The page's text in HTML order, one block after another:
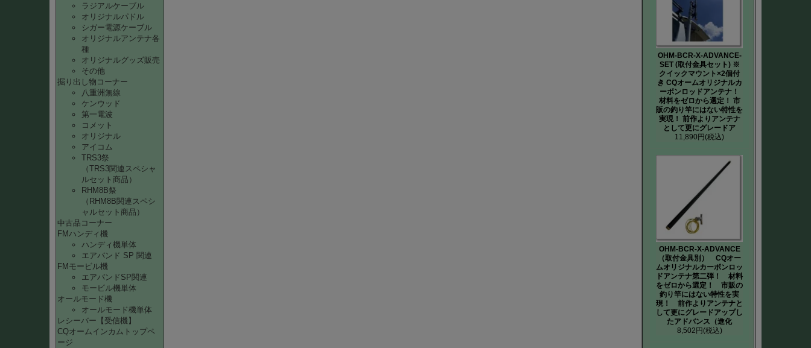
ラジアルケーブル
オリジナルパドル
シガー電源ケーブル
オリジナルアンテナ各
種
オリジナルグッズ販売
その他
掘り出し物コーナー
八重洲無線
ケンウッド
第一電波
コメット
オリジナル
アイコム
TRS3祭
（TRS3関連スペシャ
ルセット商品）
RHM8B祭
（RHM8B関連スペシ
ャルセット商品）
中古品コーナー
FMハンディ機
ハンディ機単体
エアバンド SP 関連
FMモービル機
エアバンドSP関連
モービル機単体
オールモード機
オールモード機単体
レシーバー【受信機】
CQオームインカムトップペ
ージ
OHM-BCR-X-ADVANCE-
SET (取付金具セット) ※
クイックマウント×2個付
き CQオームオリジナルカ
ーボンロッドアンテナ！
材料をゼロから選定！ 市
販の釣り竿にはない特性を
実現！ 前作よりアンテナ
として更にグレードア
11,890円(税込)
OHM-BCR-X-ADVANCE
（取付金具別） CQオー
ムオリジナルカーボンロッ
ドアンテナ第二弾！ 材料
をゼロから選定！ 市販の
釣り竿にはない特性を実
現！ 前作よりアンテナと
して更にグレードアップし
たアドバンス（進化
8,502円(税込)